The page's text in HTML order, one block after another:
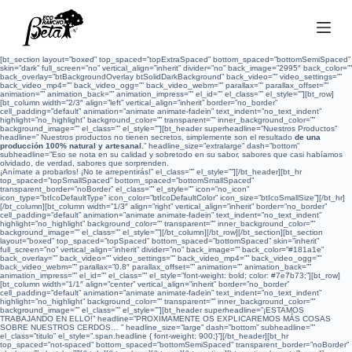
a
c
o
n
t
e
n
i
d
o
[bt_section layout=”boxed” top_spaced=”topExtraSpaced” bottom_spaced=”bottomSemiSpaced”
skin=”dark” full_screen=”no” vertical_align=”inherit” divider=”no” back_image=”2995″ back_color=””
back_overlay=”btBackgroundOverlay btSolidDarkBackground” back_video=”” video_settings=””
back_video_mp4=”” back_video_ogg=”” back_video_webm=”” parallax=”” parallax_offset=””
animation=”” animation_back=”” animation_impress=”” el_id=”” el_class=”” el_style=””][bt_row]
[bt_column width=”2/3″ align=”left” vertical_align=”inherit” border=”no_border”
cell_padding=”default” animation=”animate animate-fadein” text_indent=”no_text_indent”
highlight=”no_highlight” background_color=”” transparent=”” inner_background_color=””
background_image=”” el_class=”” el_style=””][bt_header superheadline=”Nuestros Productos”
headline=” Nuestros productos no tienen secretos, simplemente son el resultado de una
producción 100% natural y artesanal. ” headline_size=”extralarge” dash=”bottom”
subheadline=”Eso se nota en su calidad y sobretodo en su sabor, sabores que casi habíamos
olvidado, de verdad, sabores que sorprenden.
¡Anímate a probarlos! ¡No te arrepentirás!” el_class=”” el_style=””][/bt_header][bt_hr
top_spaced=”topSmallSpaced” bottom_spaced=”bottomSmallSpaced”
transparent_border=”noBorder” el_class=”” el_style=”” icon=”no_icon”
icon_type=”btIcoDefaultType” icon_color=”btIcoDefaultColor” icon_size=”btIcoSmallSize”][/bt_hr]
[/bt_column][bt_column width=”1/3″ align=”right” vertical_align=”inherit” border=”no_border”
cell_padding=”default” animation=”animate animate-fadein” text_indent=”no_text_indent”
highlight=”no_highlight” background_color=”” transparent=”” inner_background_color=””
background_image=”” el_class=”” el_style=””][/bt_column][/bt_row][/bt_section][bt_section
layout=”boxed” top_spaced=”topSpaced” bottom_spaced=”bottomSpaced” skin=”inherit”
full_screen=”no” vertical_align=”inherit” divider=”no” back_image=”” back_color=”#181a1e”
back_overlay=”” back_video=”” video_settings=”” back_video_mp4=”” back_video_ogg=””
back_video_webm=”” parallax=”0.8″ parallax_offset=”” animation=”” animation_back=””
animation_impress=”” el_id=”” el_class=”” el_style=”font-weight: bold; color: #7e7b73;”][bt_row]
[bt_column width=”1/1″ align=”center” vertical_align=”inherit” border=”no_border”
cell_padding=”default” animation=”animate animate-fadein” text_indent=”no_text_indent”
highlight=”no_highlight” background_color=”” transparent=”” inner_background_color=””
background_image=”” el_class=”” el_style=””][bt_header superheadline=”¡ESTAMOS
TRABAJANDO EN ELLO!” headline=”PROXIMAMENTE OS EXPLICAREMOS MÁS COSAS
SOBRE NUESTROS CERDOS… ” headline_size=”large” dash=”bottom” subheadline=””
el_class=”titulo” el_style=”.span.headline { font-weight: 900;}”][/bt_header][bt_hr
top_spaced=”not-spaced” bottom_spaced=”bottomSemiSpaced” transparent_border=”noBorder”